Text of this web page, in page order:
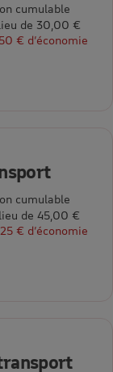
cumulable
de 30,00 €
€ d’économie
24h Sans
cumulable
de 45,00 €
€ d’économie
48h Sans